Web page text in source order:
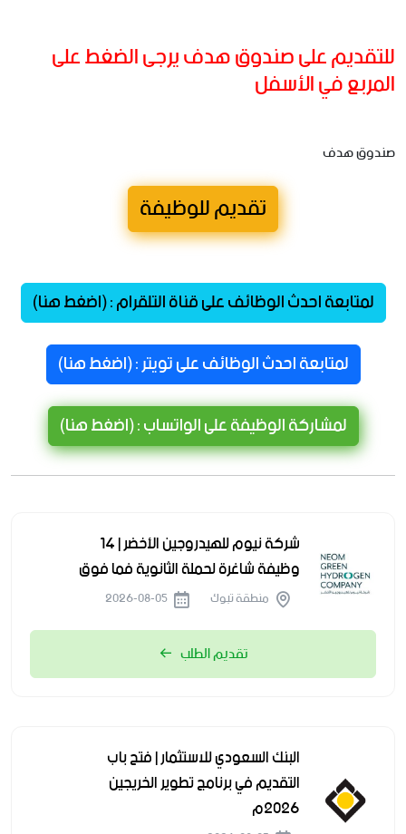
للتقديم على صندوق هدف يرجى الضغط على
المربع في الأسفل
صندوق هدف
تقديم للوظيفة
لمتابعة احدث الوظائف على قناة التلقرام : (اضغط هنا)
لمتابعة احدث الوظائف على تويتر : (اضغط هنا)
لمشاركة الوظيفة على الواتساب : (اضغط هنا)
شركة نيوم للهيدروجين الأخضر | 14
وظيفة شاغرة لحملة الثانوية فما فوق
منطقة تبوك
تقديم الطلب
البنك السعودي للاستثمار | فتح باب
التقديم في برنامج تطوير الخريجين
2026م